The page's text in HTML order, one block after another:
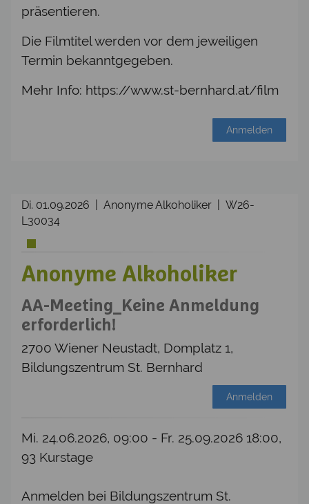
präsentieren.
Die Filmtitel werden vor dem jeweiligen
Termin bekanntgegeben.
Mehr Info: https://www.st-bernhard.at/film
Anmelden
Di. 01.09.2026 | Anonyme Alkoholiker | W26-
L30034
Anonyme Alkoholiker
AA-Meeting_Keine Anmeldung
erforderlich!
2700 Wiener Neustadt, Domplatz 1,
Bildungszentrum St. Bernhard
Anmelden
Mi. 24.06.2026, 09:00 - Fr. 25.09.2026 18:00,
93 Kurstage
Anmelden bei Bildungszentrum St.